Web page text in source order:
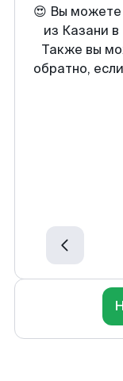
😍 Вы можете
из Казани
Также вы
обратно,